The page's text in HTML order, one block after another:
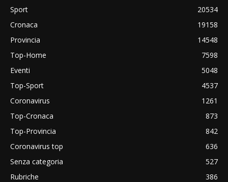
Sport
20534
Cronaca
19158
Provincia
14548
Top-Home
7598
Eventi
5048
Top-Sport
4537
Coronavirus
1261
Top-Cronaca
873
Top-Provincia
842
Coronavirus top
636
Senza categoria
527
Rubriche
386